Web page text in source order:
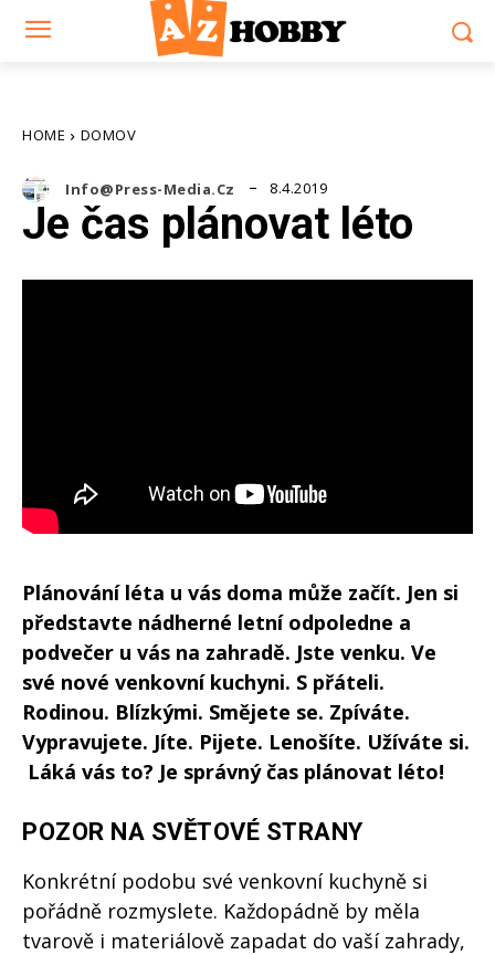
HOME DOMOV
Info@press-Media.cz 8.4.2019
Je čas plánovat léto
Plánování léta u vás doma může začít. Jen si
představte nádherné letní odpoledne a
podvečer u vás na zahradě. Jste venku. Ve
své nové venkovní kuchyni. S přáteli.
Rodinou. Blízkými. Smějete se. Zpíváte.
Vypravujete. Jíte. Pijete. Lenošíte. Užíváte si.
Láká vás to? Je správný čas plánovat léto!
POZOR NA SVĚTOVÉ STRANY
Konkrétní podobu své venkovní kuchyně si
pořádně rozmyslete. Každopádně by měla
tvarově i materiálově zapadat do vaší zahrady,